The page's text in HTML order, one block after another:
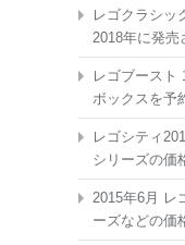
レゴクラシッ
2018年に発売
レゴブースト
ボックスを予
レゴシティ
シリーズの価
2015年6月 レ
ーズなどの価